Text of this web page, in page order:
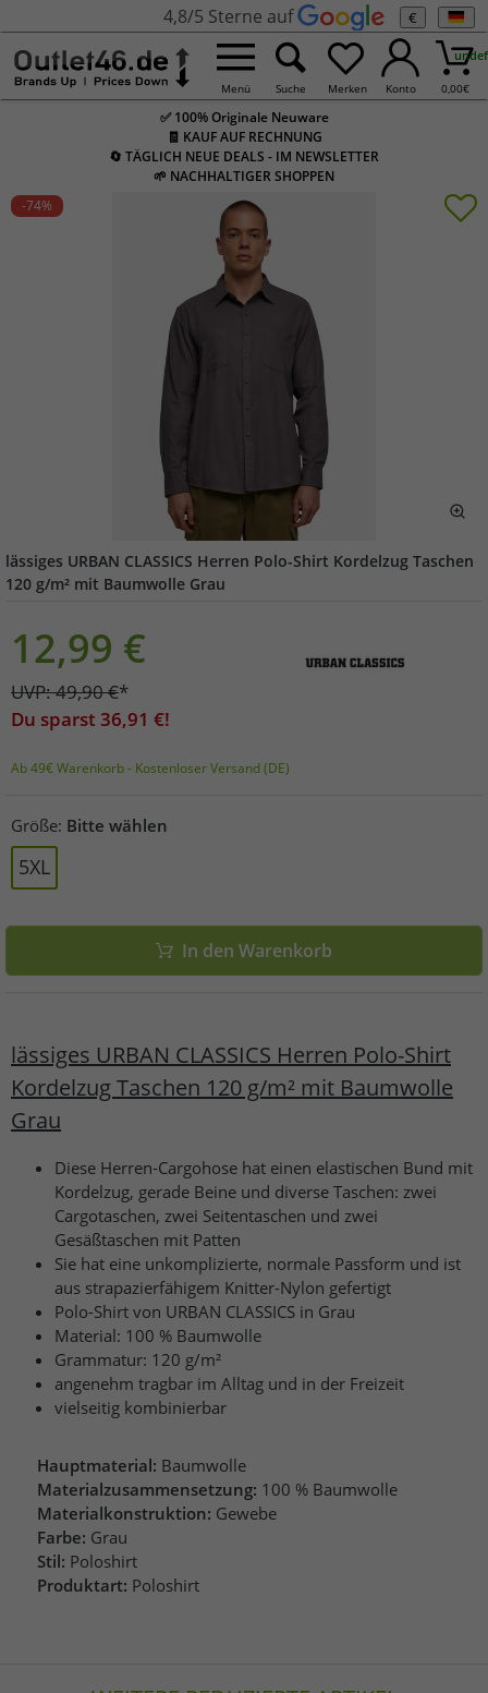
4,8/5 Sterne auf €
Menü Suche Merken Konto 0,00€
✅ 100% Originale Neuware
🧾 KAUF AUF RECHNUNG
🔄 TÄGLICH NEUE DEALS - IM NEWSLETTER
🌱 NACHHALTIGER SHOPPEN
-74%
lässiges URBAN CLASSICS Herren Polo-Shirt Kordelzug Taschen
120 g/m² mit Baumwolle Grau
12,99 €
UVP:49,90€*
Du sparst 36,91 €!
Ab 49€ Warenkorb - Kostenloser Versand (DE)
Größe: Bitte wählen
5XL
In den Warenkorb
lässiges URBAN CLASSICS Herren Polo-Shirt
Kordelzug Taschen 120 g/m² mit Baumwolle
Grau
Diese Herren-Cargohose hat einen elastischen Bund mit
Kordelzug, gerade Beine und diverse Taschen: zwei
Cargotaschen, zwei Seitentaschen und zwei
Gesäßtaschen mit Patten
Sie hat eine unkomplizierte, normale Passform und ist
aus strapazierfähigem Knitter-Nylon gefertigt
Polo-Shirt von URBAN CLASSICS in Grau
Material: 100 % Baumwolle
Grammatur: 120 g/m²
angenehm tragbar im Alltag und in der Freizeit
vielseitig kombinierbar
Hauptmaterial: Baumwolle
Materialzusammensetzung: 100 % Baumwolle
Materialkonstruktion: Gewebe
Farbe: Grau
Stil: Poloshirt
Produktart: Poloshirt